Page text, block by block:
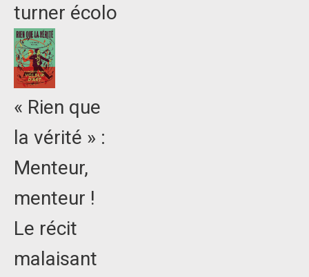
turner écolo
« Rien que
la vérité » :
Menteur,
menteur !
Le récit
malaisant